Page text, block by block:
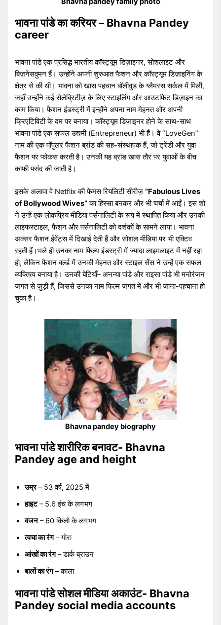
भावना पांडे का करियर – Bhavna Pandey
career
भावना पांडे एक प्रसिद्ध भारतीय कॉस्ट्यूम डिज़ाइनर, सोशलाइट और
बिज़नेसवुमन हैं। उन्होंने अपनी शुरुआत फैशन और कॉस्ट्यूम डिज़ाइनिंग के
क्षेत्र से की थी। भावना को खास पहचान बॉलीवुड के ग्लैमरस सर्कल में मिली,
जहाँ उन्होंने कई सेलेब्रिटीज़ के लिए स्टाइलिंग और आउटफिट डिज़ाइन का
काम किया। फैशन इंडस्ट्री में इन्होंने अपना नाम मेहनत और अपनी
क्रिएटिविटी के दम पर बनाया। कॉस्ट्यूम डिज़ाइनर होने के साथ-साथ
भावना पांडे एक सफल उद्यमी (Entrepreneur) भी हैं। वे “LoveGen”
नाम की एक पॉपुलर फैशन ब्रांड की सह-संस्थापक हैं, जो ट्रेंडी और युवा
फैशन पर फोकस करती है। उनकी यह ब्रांड खास तौर पर युवाओं के बीच
काफी पसंद की जाती है।
इसके अलावा वे Netflix की फेमस रियलिटी सीरीज़“Fabulous Lives
of Bollywood Wives”का हिस्सा बनकर और भी चर्चा में आईं। इस शो
ने उन्हें एक लोकप्रिय मीडिया पर्सनालिटी के रूप में स्थापित किया और उनकी
लाइफस्टाइल, फैशन और पर्सनालिटी को दर्शकों के सामने लाया। भावना
अक्सर फैशन ईवेंट्स में दिखाई देती हैं और सोशल मीडिया पर भी एक्टिव
रहती हैं।भले ही उनका नाम फिल्म इंडस्ट्री में ज्यादा लाइमलाइट में नहीं रहा
हो, लेकिन फैशन वर्ल्ड में उनकी मेहनत और स्टाइल सेंस ने उन्हें एक सफल
व्यक्तित्व बनाया है। उनकी बेटियाँ– अनन्या पांडे और राइसा पांडे भी मनोरंजन
जगत से जुड़ी हैं, जिससे उनका नाम फिल्म जगत में और भी जाना-पहचाना हो
चुका है।
Bhavna pandey biography
भावना पांडे शारीरिक बनावट- Bhavna
Pandey age and height
उम्र– 53 वर्ष, 2025 में
हाइट– 5.6 इंच के लगभग
वजन– 60 किलो के लगभग
त्वचा का रंग– गोरा
आंखों का रंग– डार्क ब्राउन
बालों का रंग– काला
भावना पांडे सोशल मीडिया अकाउंट- Bhavna
Pandey social media accounts